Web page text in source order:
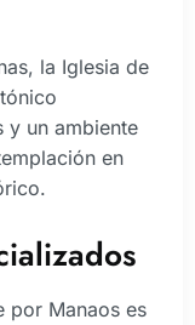
la Iglesia de
y un ambiente
en
por Manaos es